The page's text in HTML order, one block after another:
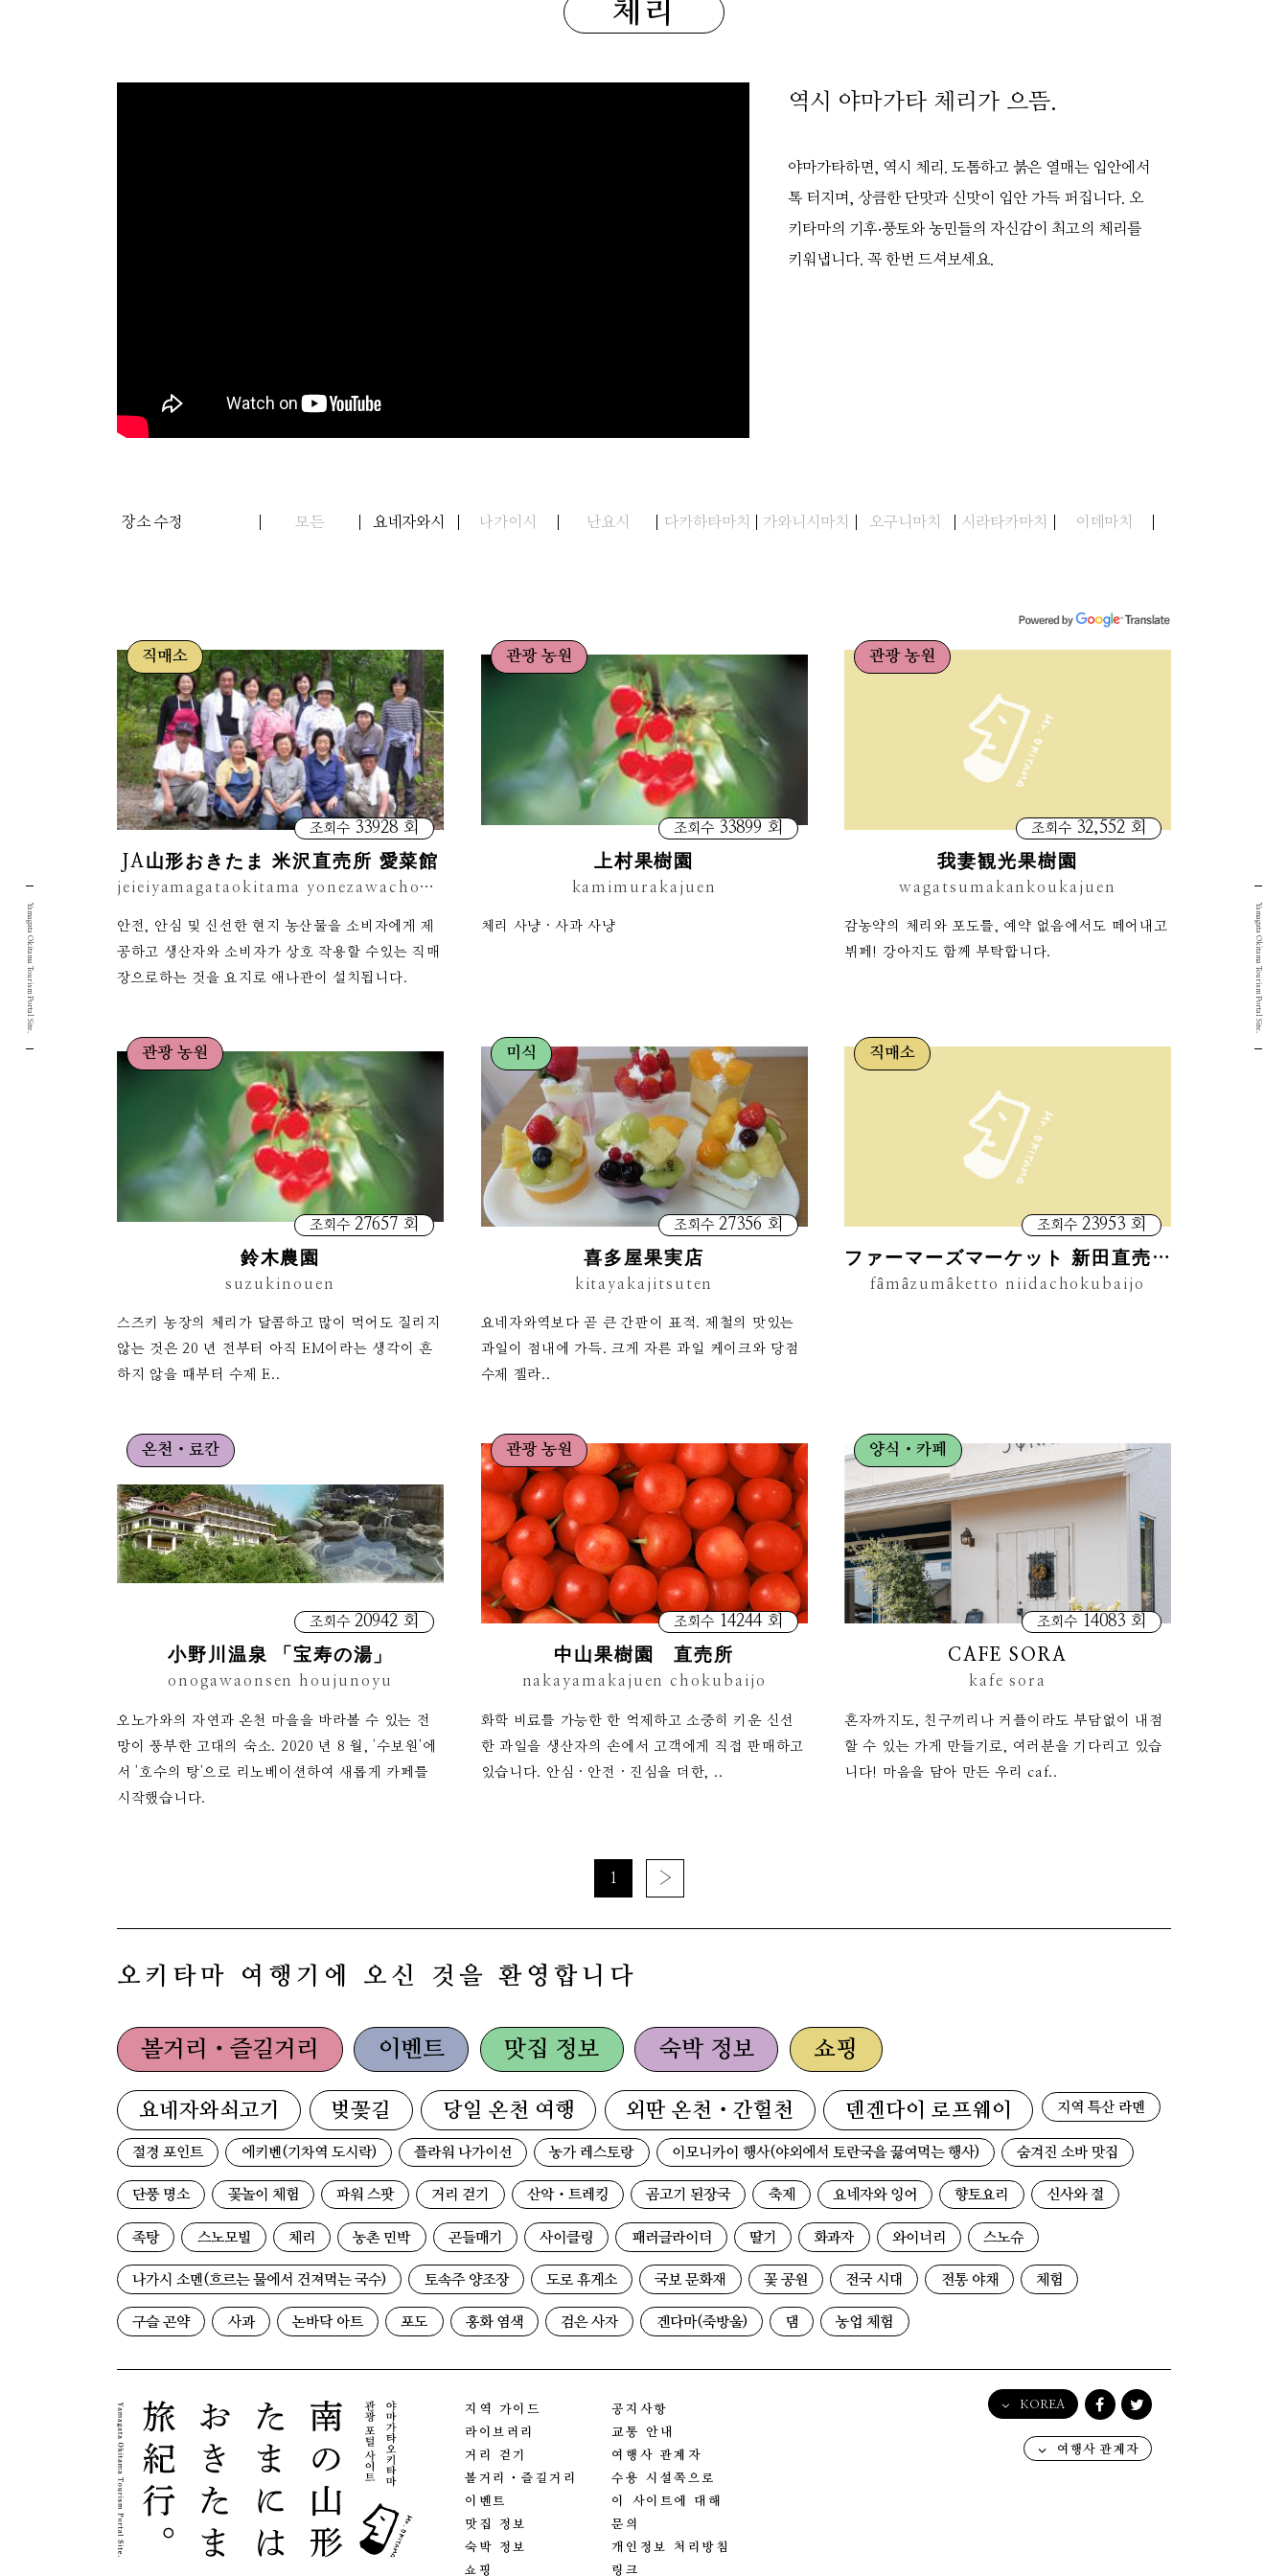
체리
역시 야마가타 체리가 으뜸.
야마가타하면, 역시 체리. 도톰하고 붉은 열매는 입안에서
톡 터지며, 상큼한 단맛과 신맛이 입안 가득 퍼집니다. 오
키타마의 기후‧풍토와 농민들의 자신감이 최고의 체리를
키워냅니다. 꼭 한번 드셔보세요.
장소 수정 모든 요네자와시 나가이시 난요시 다카하타마치 가와니시마치 오구니마치 시라타카마치 이데마치
직매소
조회수 33928 회
JA山形おきたま 米沢直売所 愛菜館
jeieiyamagataokitama yonezawachokubaijo aisaikan
안전, 안심 및 신선한 현지 농산물을 소비자에게 제
공하고 생산자와 소비자가 상호 작용할 수있는 직매
장으로하는 것을 요지로 애나관이 설치됩니다.
관광 농원
조회수33899 회
上村果樹園
kamimurakajuen
체리 사냥 · 사과 사냥
관광 농원
조회수 32,552 회
我妻観光果樹園
wagatsumakankoukajuen
감농약의 체리와 포도를, 예약 없음에서도 떼어내고
뷔페! 강아지도 함께 부탁합니다.
관광 농원
조회수 27657 회
鈴木農園
suzukinouen
스즈키 농장의 체리가 달콤하고 많이 먹어도 질리지
않는 것은 20 년 전부터 아직 EM이라는 생각이 흔
하지 않을 때부터 수제 E..
미식
조회수27356 회
喜多屋果実店
kitayakajitsuten
요네자와역보다 곧 큰 간판이 표적. 제철의 맛있는
과일이 점내에 가득. 크게 자른 과일 케이크와 당점
수제 젤라..
직매소
조회수 23953 회
ファーマーズマーケット 新田直売所
fâmâzumâketto niidachokubaijo
온천・료칸
조회수 20942 회
小野川温泉 「宝寿の湯」
onogawaonsen houjunoyu
오노가와의 자연과 온천 마을을 바라볼 수 있는 전
망이 풍부한 고대의 숙소. 2020 년 8 월, '수보원'에
서 '호수의 탕'으로 리노베이션하여 새롭게 카페를
시작했습니다.
관광 농원
조회수14244 회
中山果樹園 直売所
nakayamakajuen chokubaijo
화학 비료를 가능한 한 억제하고 소중히 키운 신선
한 과일을 생산자의 손에서 고객에게 직접 판매하고
있습니다. 안심 · 안전 · 진심을 더한, ..
양식・카페
조회수 14083 회
CAFE SORA
kafe sora
혼자까지도, 친구끼리나 커플이라도 부담없이 내점
할 수 있는 가게 만들기로, 여러분을 기다리고 있습
니다! 마음을 담아 만든 우리 caf..
1 ›
오키타마 여행기에 오신 것을 환영합니다
볼거리・즐길거리 이벤트 맛집 정보 숙박 정보 쇼핑
요네자와쇠고기 벚꽃길 당일 온천 여행 외딴 온천・간헐천 덴겐다이 로프웨이 지역 특산 라멘
절경 포인트 에키벤(기차역 도시락) 플라워 나가이선 농가 레스토랑 이모니카이 행사(야외에서 토란국을 끓여먹는 행사) 숨겨진 소바 맛집
단풍 명소 꽃놀이 체험 파워 스팟 거리 걷기 산악・트레킹 곰고기 된장국 축제 요네자와 잉어 향토요리 신사와 절
족탕 스노모빌 체리 농촌 민박 곤들매기 사이클링 패러글라이더 딸기 화과자 와이너리 스노슈
나가시 소멘(흐르는 물에서 건져먹는 국수) 토속주 양조장 도로 휴게소 국보 문화재 꽃 공원 전국 시대 전통 야채 체험
구슬 곤약 사과 논바닥 아트 포도 홍화 염색 검은 사자 겐다마(죽방울) 댐 농업 체험
지역 가이드
라이브러리
거리 걷기
볼거리・즐길거리
이벤트
맛집 정보
숙박 정보
쇼핑
공지사항
교통 안내
여행사 관계자
수용 시설쪽으로
이 사이트에 대해
문의
개인정보 처리방침
링크
KOREA
English
日本語
여행사 관계자
Yamagata Okitama Tourism Portal Site. Yamagata Okitama Tourism Portal Site.